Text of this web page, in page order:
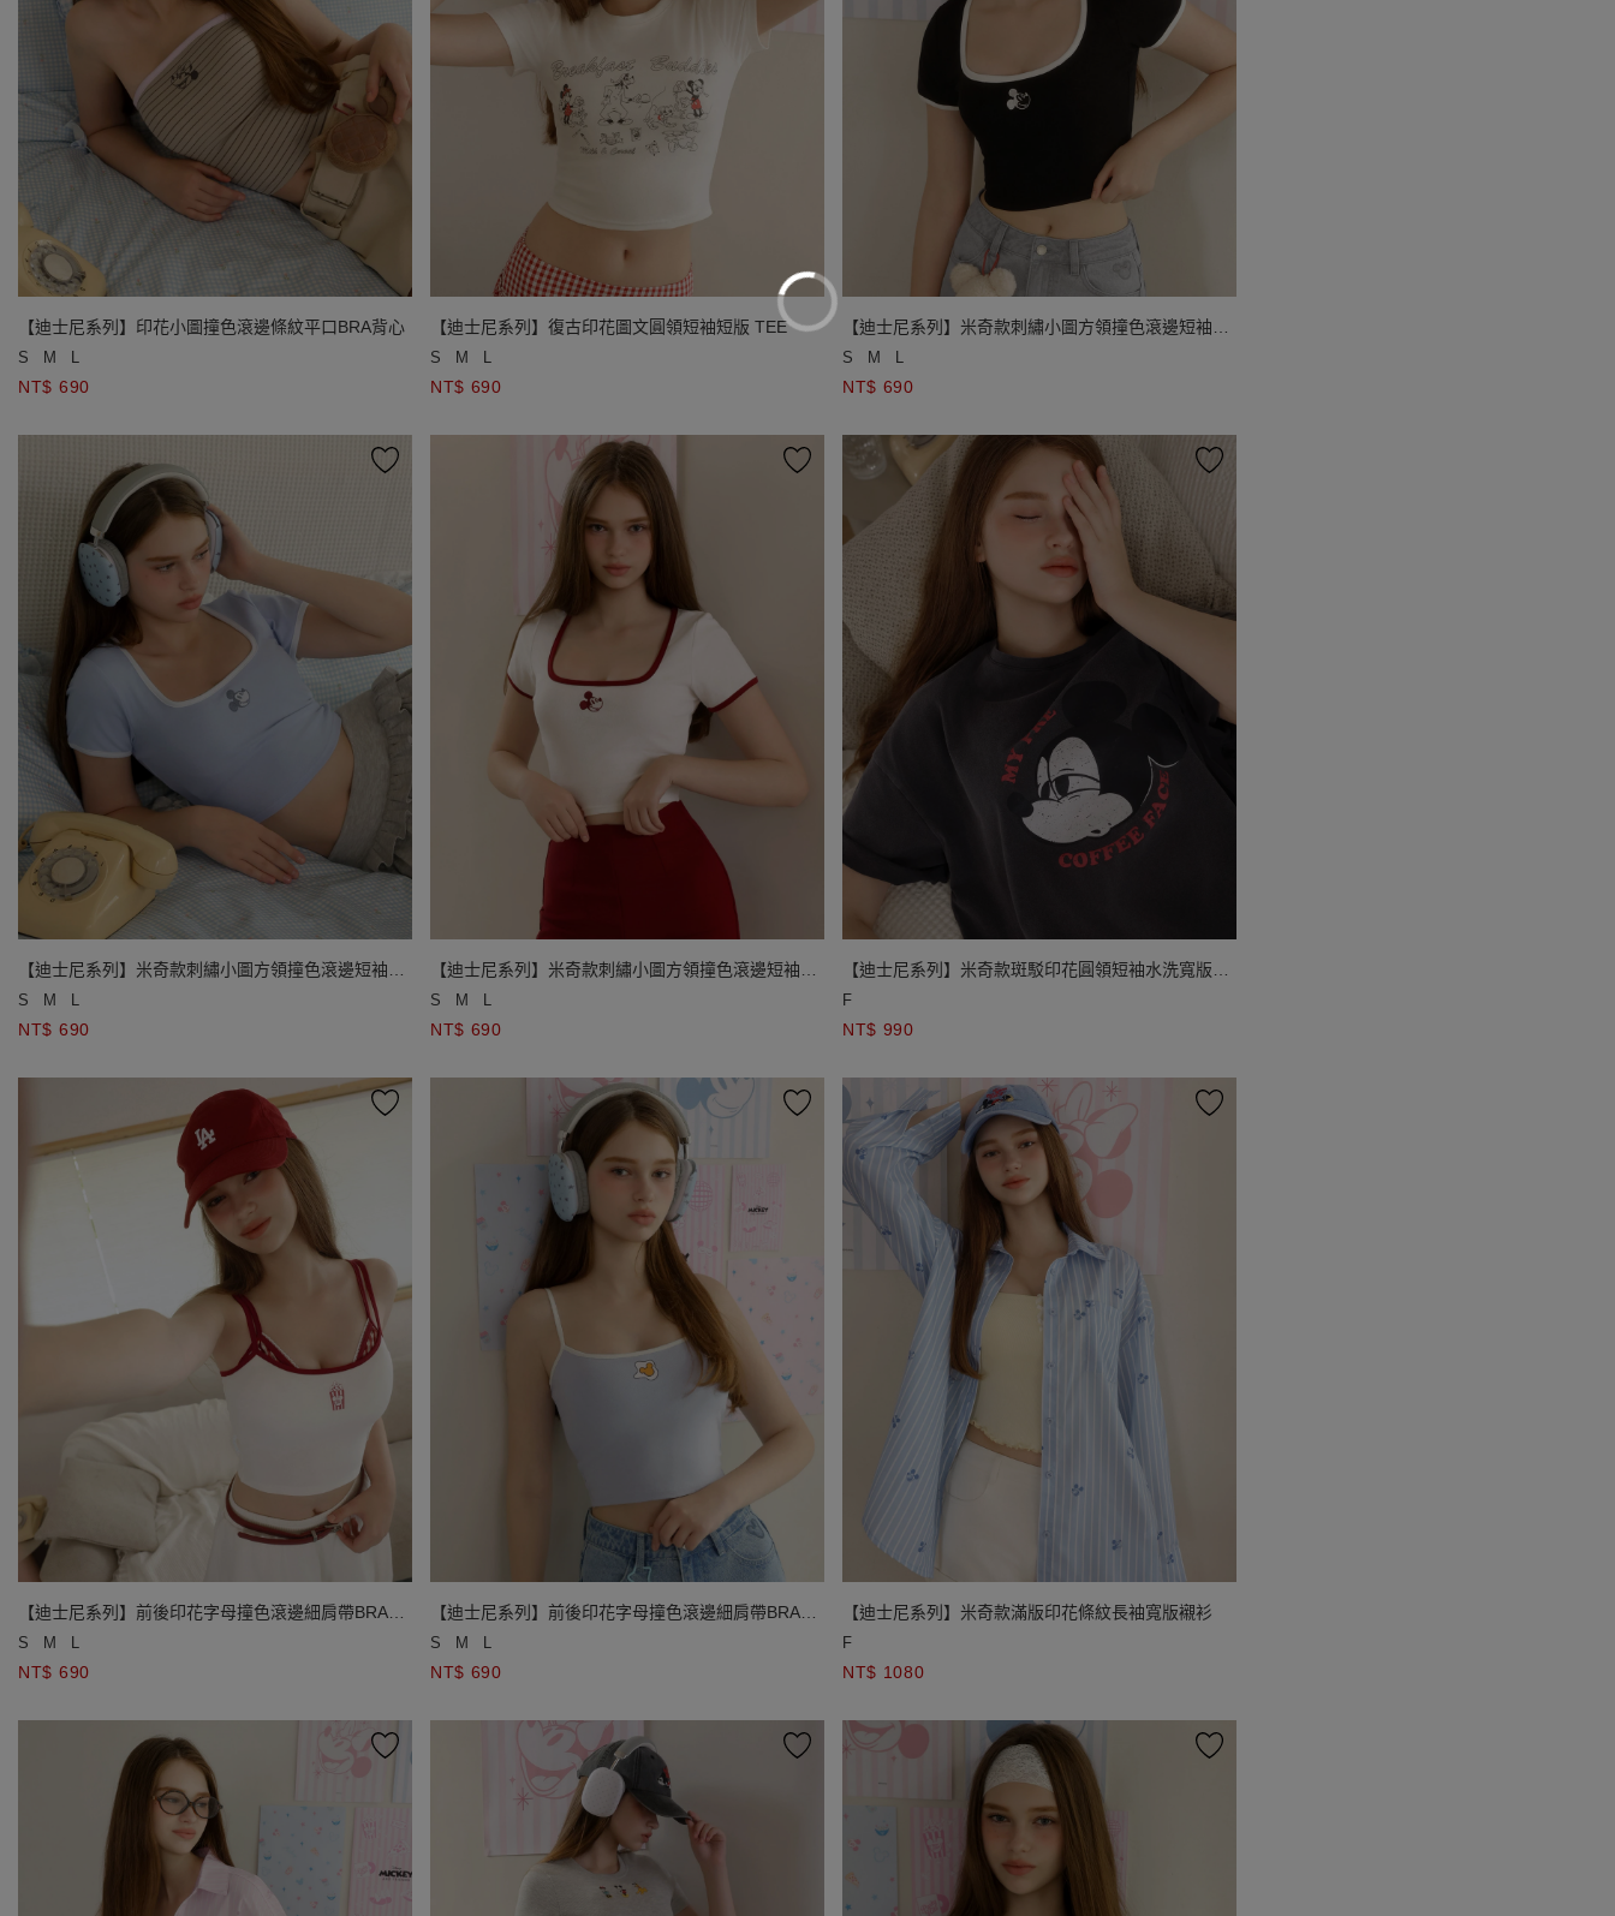
【迪士尼系列】印花小圖撞色滾邊條紋平口BRA背心
S M
NT$ 690
【迪士尼系列】復古印花圖文圓領短袖短版 TEE
S M
NT$ 690
【迪士尼系列】米奇款刺繡小圖方領撞色滾邊短袖短
版 TEE
S M
NT$ 690
【迪士尼系列】米奇款刺繡小圖方領撞色滾邊短袖短
版 TEE
S M
NT$ 690
【迪士尼系列】米奇款刺繡小圖方領撞色滾邊短袖短
版 TEE
S M
NT$ 690
【迪士尼系列】米奇款斑駁印花圓領短袖水洗寬版
TEE
F
NT$ 990
【迪士尼系列】前後印花字母撞色滾邊細肩帶BRA背
心
S M L
NT$ 690
【迪士尼系列】前後印花字母撞色滾邊細肩帶BRA背
心
S M L
NT$ 690
【迪士尼系列】米奇款滿版印花條紋長袖寬版襯衫
F
NT$ 1080